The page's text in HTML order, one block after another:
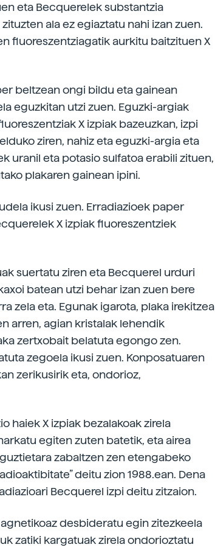
eta Becquerelek substantzia
ala ez egiaztatu nahi izan zuen.
fluoreszentziagatik aurkitu baitzituen X
beltzean ongi bildu eta gainean
eguzkitan utzi zuen. Eguzki-argiak
X izpiak bazeuzkan, izpi
ziren, nahiz eta eguzki-argia eta
uranil eta potasio sulfatoa erabili zituen,
plakaren gainean ipini.
ikusi zuen. Erradiazioek paper
X izpiak fluoreszentziek
suertatu ziren eta Becquerel urduri
batean utzi behar izan zuen bere
zela eta. Egunak igarota, plaka irekitzea
arren, agian kristalak lehendik
zertxobait belatuta egongo zen.
zegoela ikusi zuen. Konposatuaren
zerikusirik eta, ondorioz,
haiek X izpiak bezalakoak zirela
egiten zuten batetik, eta airea
zabaltzen zen etengabeko
deitu zion 1988.ean. Dena
Becquerel izpi deitu zitzaion.
desbideratu egin zitezkeela
zatiki kargatuak zirela ondorioztatu